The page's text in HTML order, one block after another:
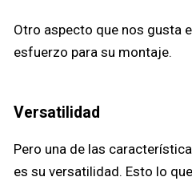
Otro aspecto que nos gusta
esfuerzo para su montaje.
Versatilidad
Pero una de las
es su versatilidad. Esto lo